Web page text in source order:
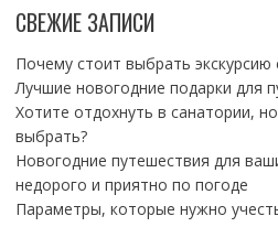
СВЕЖИЕ ЗАПИСИ
Почему стоит выбрать экскурсию
Лучшие новогодние подарки для
Хотите отдохнуть в санатории,
выбрать?
Новогодние путешествия для
недорого и приятно по погоде
Параметры, которые нужно